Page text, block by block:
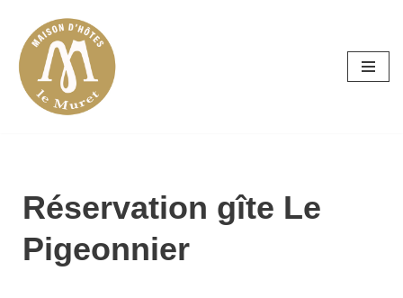
Aller
au
contenu
Réservation gîte Le
Pigeonnier